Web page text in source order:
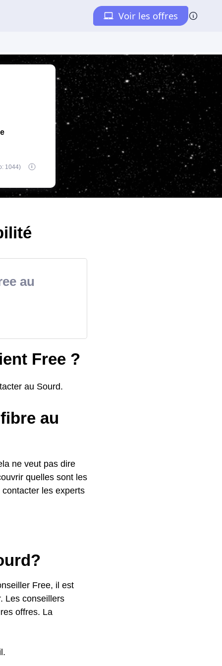
1044)
au
Free ?
au Sourd.
au
ne veut pas dire
quelles sont les
les experts
Free, il est
Les conseillers
offres. La